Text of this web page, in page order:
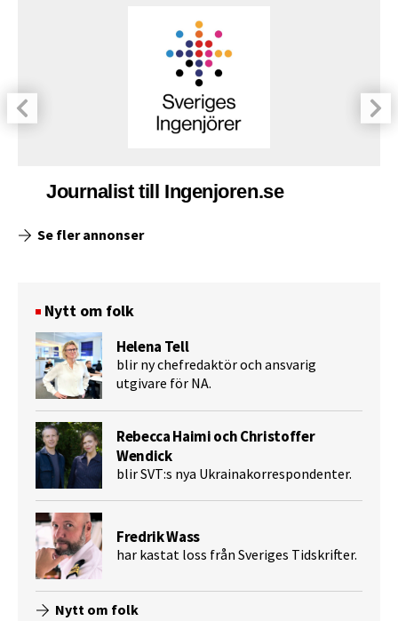
Journalist till Ingenjoren.se
Se fler annonser
Nytt om folk
Helena Tell
blir ny chefredaktör och ansvarig
utgivare för NA.
Rebecca Haimi och Christoffer
Wendick
blir SVT:s nya Ukrainakorrespondenter.
Fredrik Wass
har kastat loss från Sveriges Tidskrifter.
Nytt om folk